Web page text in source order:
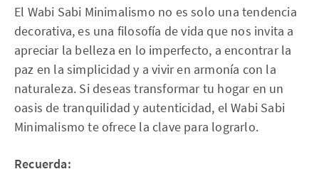
El Wabi Sabi Minimalismo no es solo una tendencia
decorativa, es una filosofía de vida que nos invita a
apreciar la belleza en lo imperfecto, a encontrar la
paz en la simplicidad y a vivir en armonía con la
naturaleza. Si deseas transformar tu hogar en un
oasis de tranquilidad y autenticidad, el Wabi Sabi
Minimalismo te ofrece la clave para lograrlo.
Recuerda: